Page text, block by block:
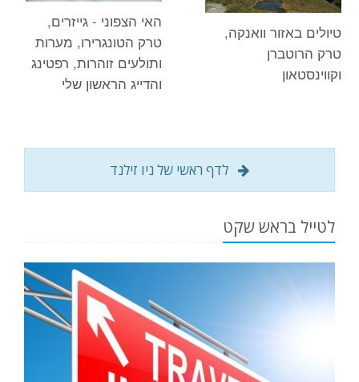
טיולים באזור וואנקה,
טרק הרוטברן
וקווינסטאון
האי הצפוני - גייזרים,
טרק הטונגרירו, מערות
ותולעים זוהרות, רפטינג
והדייג הראשון שלי
לדף ראשי של ניו זילנד
לטייל בראש שקט